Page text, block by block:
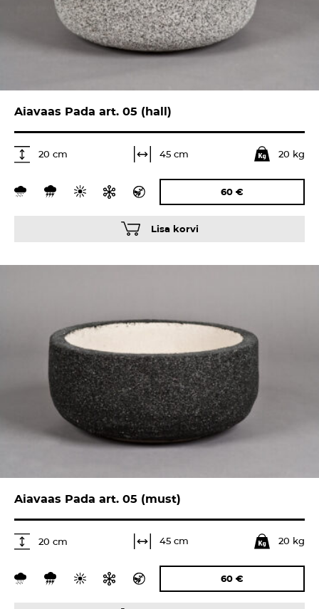
Aiavaas Pada art. 05 (hall)
20 cm 45 cm 20 kg
60 €
Lisa korvi
Aiavaas Pada art. 05 (must)
20 cm 45 cm 20 kg
60 €